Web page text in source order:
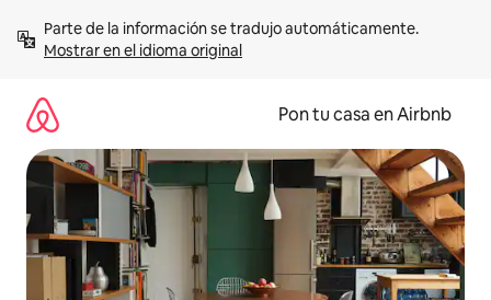
contenidoMostrar en el idioma original
Pon tu casa en Airbnb